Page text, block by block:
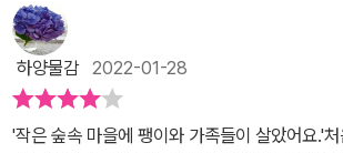
하양물감2022-01-28
'작은 숲속 마을에 팽이와 가족들이 살았어요.'​